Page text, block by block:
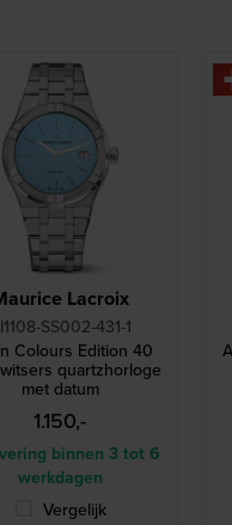
Lacroix
SS002-431-1
Colours Edition 40
quartzhorloge
met datum
1.150,-
binnen 3 tot 6
werkdagen
Vergelijk